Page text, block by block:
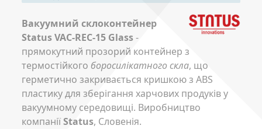
Вакуумний склоконтейнер
Status VAC-REC-15 Glass-
прямокутний прозорий контейнер з
термостійкого боросилікатного скла, що
герметично закривається кришкою з ABS
пластику для зберігання харчових продуків у
вакуумному середовищі. Виробництво
компаніїStatus, Словенія.